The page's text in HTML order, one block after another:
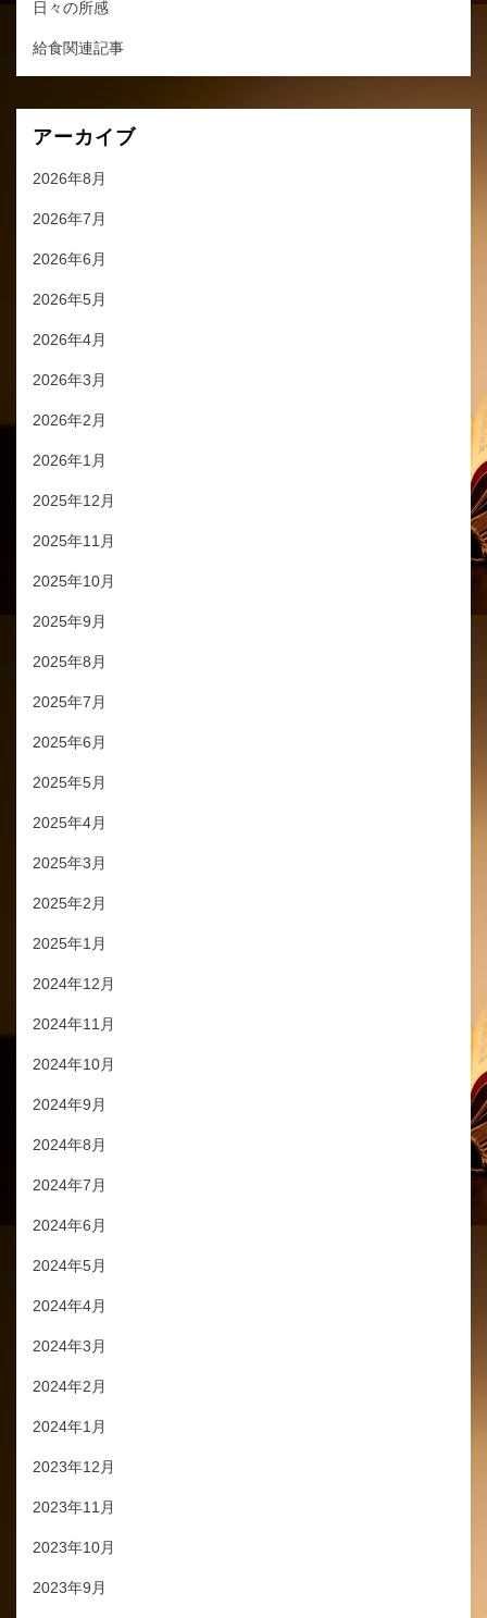
日々の所感
給食関連記事
アーカイブ
2026年8月
2026年7月
2026年6月
2026年5月
2026年4月
2026年3月
2026年2月
2026年1月
2025年12月
2025年11月
2025年10月
2025年9月
2025年8月
2025年7月
2025年6月
2025年5月
2025年4月
2025年3月
2025年2月
2025年1月
2024年12月
2024年11月
2024年10月
2024年9月
2024年8月
2024年7月
2024年6月
2024年5月
2024年4月
2024年3月
2024年2月
2024年1月
2023年12月
2023年11月
2023年10月
2023年9月